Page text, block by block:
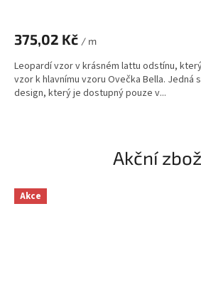
375,02 Kč / m
Leopardí vzor v krásném lattu odstínu,
vzor k hlavnímu vzoru Ovečka Bella. Jedná
design, který je dostupný pouze v...
Akční
Akce